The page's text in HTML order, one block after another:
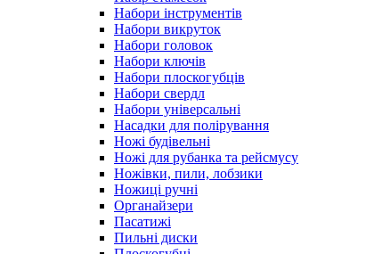
Набори інструментів
Набори викруток
Набори головок
Набори ключів
Набори плоскогубців
Набори свердл
Набори універсальні
Насадки для полірування
Ножі будівельні
Ножі для рубанка та рейсмусу
Ножівки, пили, лобзики
Ножиці ручні
Органайзери
Пасатижі
Пильні диски